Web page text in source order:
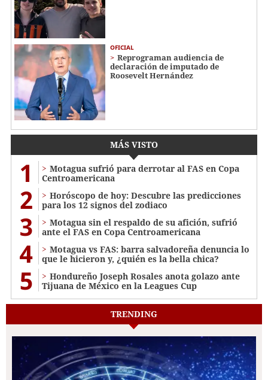
OFICIAL
Reprograman audiencia de
declaración de imputado de
Roosevelt Hernández
MÁS VISTO
1
Motagua sufrió para derrotar al FAS en Copa
Centroamericana
2
Horóscopo de hoy: Descubre las predicciones
para los 12 signos del zodiaco
3
Motagua sin el respaldo de su afición, sufrió
ante el FAS en Copa Centroamericana
4
Motagua vs FAS: barra salvadoreña denuncia lo
que le hicieron y, ¿quién es la bella chica?
5
Hondureño Joseph Rosales anota golazo ante
Tijuana de México en la Leagues Cup
TRENDING